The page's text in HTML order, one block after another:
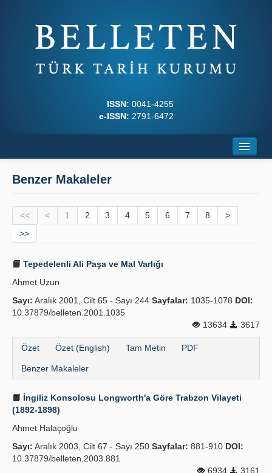
ISSN: 0041-4255
e-ISSN: 2791-6472
Dergi Kurulları
Yazım Kuralları
İlkeler
Yayın Politikaları
Kılavuzlar
İletişim
Benzer Makaleler
<< < 1 2 3 4 5 6 7 8
>
>>
Tepedelenli Ali Paşa ve Mal Varlığı
Ahmet Uzun
Sayı: Aralık 2001, Cilt 65 - Sayı 244 Sayfalar: 1035-1078 DOI:
10.37879/belleten.2001.1035
13634
3617
Özet Özet (English) Tam Metin PDF
Benzer Makaleler
İngiliz Konsolosu Longworth'a Göre Trabzon Vilayeti
(1892-1898)
Ahmet Halaçoğlu
Sayı: Aralık 2003, Cilt 67 - Sayı 250 Sayfalar: 881-910 DOI:
10.37879/belleten.2003.881
6934
3161